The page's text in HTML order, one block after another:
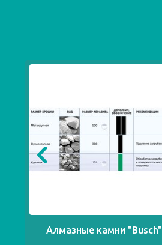
Алмазные камни "Busch"